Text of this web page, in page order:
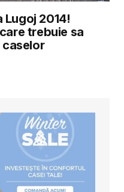
Lugoj 2014!
trebuie sa